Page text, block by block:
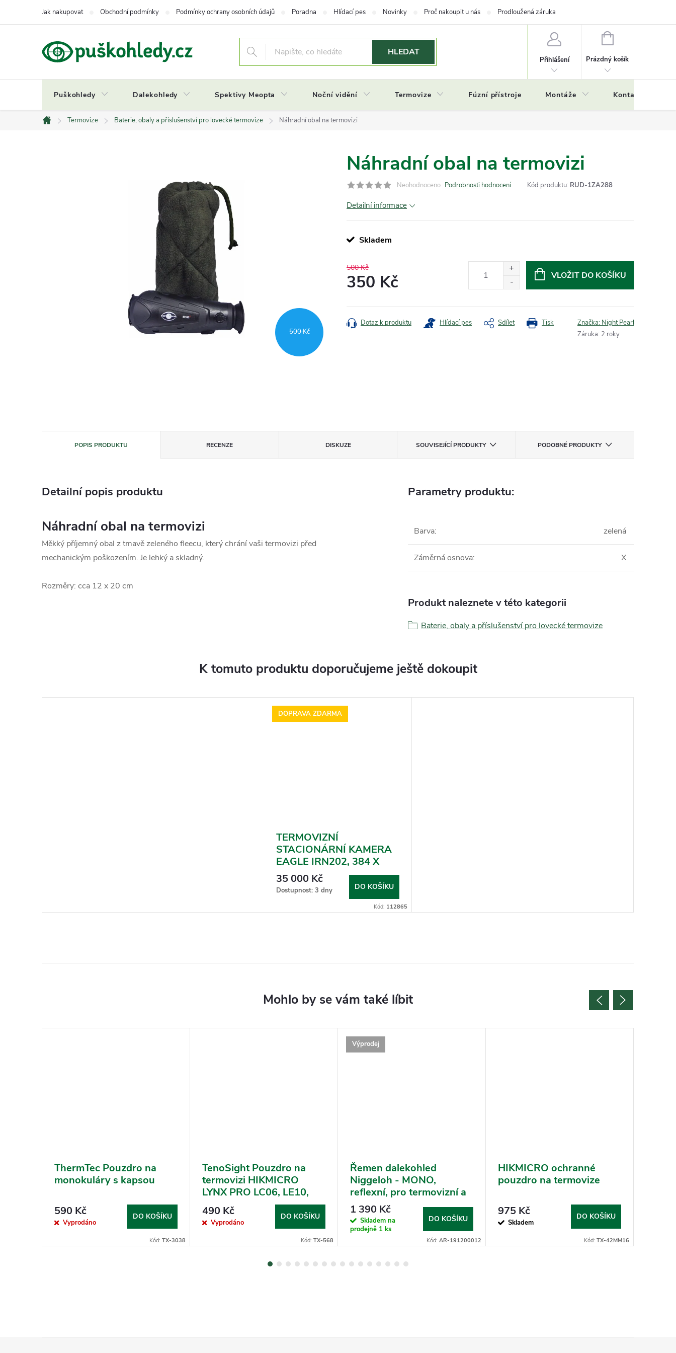
Jak nakupovat Obchodní podmínky Podmínky ochrany osobních údajů Poradna Hlídací pes Novinky Proč nakoupit u nás Prodloužená záruka
HLEDAT
Přihlášení
NÁKUPNÍ
Prázdný košík
Puškohledy Dalekohledy Spektivy Meopta Noční vidění Termovize Fúzní přístroje Montáže Kontakty
Domů
Termovize Baterie, obaly a příslušenství pro lovecké termovize Náhradní obal na termovizi
500 Kč
Náhradní obal na termovizi
Neohodnoceno Podrobnosti hodnocení Kód produktu: RUD-1ZA288
Detailní informace
Skladem
500 Kč
350 Kč
cena:
VLOŽIT DO KOŠÍKU
Tisk
Dotaz k produktu Hlídací pes Sdílet Značka: Night Pearl
Záruka: 2 roky
POPIS PRODUKTU RECENZE DISKUZE SOUVISEJÍCÍ PRODUKTY PODOBNÉ PRODUKTY
Detailní popis produktu
Náhradní obal na termovizi
Měkký příjemný obal z tmavě zeleného fleecu, který chrání vaši termovizi před
mechanickým poškozením. Je lehký a skladný.
Rozměry: cca 12 x 20 cm
Parametry produktu:
Barva: zelená
Záměrná osnova: X
Produkt naleznete v této kategorii
Baterie, obaly a příslušenství pro lovecké termovize
K tomuto produktu doporučujeme ještě dokoupit
DOPRAVA ZDARMA
TERMOVIZNÍ
STACIONÁRNÍ KAMERA
EAGLE IRN202, 384 X
288
35 000 Kč
Dostupnost: 3 dny DO KOŠÍKU
Kód: 112865
ThermTec Pouzdro na
monokuláry s kapsou
590 Kč
Vyprodáno
DO KOŠÍKU
Kód: TX-3038
TenoSight Pouzdro na
termovizi HIKMICRO
LYNX PRO LC06, LE10,
LE15, THUNDER TH35C,
PARD TA
490 Kč
Vyprodáno
DO KOŠÍKU
Kód: TX-568
Výprodej
Řemen dalekohled
Niggeloh - MONO,
reflexní, pro termovizní a
noční vidění (191200012)
1 390 Kč
Skladem na
prodejně 1 ks
DO KOŠÍKU
Kód: AR-191200012
HIKMICRO ochranné
pouzdro na termovize
975 Kč
Skladem
DO KOŠÍKU
Kód: TX-42MM16